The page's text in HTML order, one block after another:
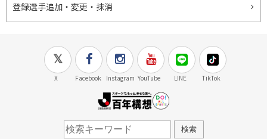
登録選手追加・変更・抹消
X Facebook Instagram YouTube LINE TikTok
検索